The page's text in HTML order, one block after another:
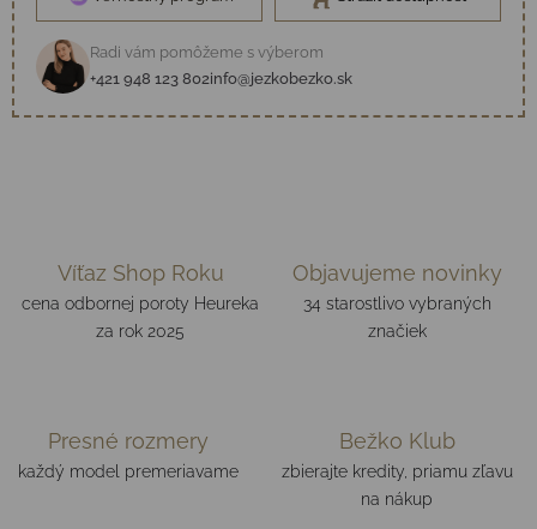
Radi vám pomôžeme s výberom
+421 948 123 802info@jezkobezko.sk
Víťaz Shop Roku
cena odbornej poroty Heureka
za rok 2025
Objavujeme novinky
34 starostlivo vybraných
značiek
Presné rozmery
každý model premeriavame
Bežko Klub
zbierajte kredity, priamu zľavu
na nákup